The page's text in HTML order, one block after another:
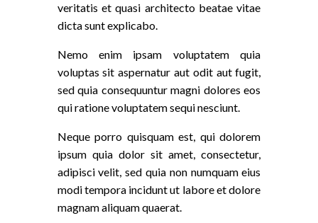
veritatis et quasi architecto beatae vitae
dicta sunt explicabo.
Nemo enim ipsam voluptatem quia
voluptas sit aspernatur aut odit aut fugit,
sed quia consequuntur magni dolores eos
qui ratione voluptatem sequi nesciunt.
Neque porro quisquam est, qui dolorem
ipsum quia dolor sit amet, consectetur,
adipisci velit, sed quia non numquam eius
modi tempora incidunt ut labore et dolore
magnam aliquam quaerat.